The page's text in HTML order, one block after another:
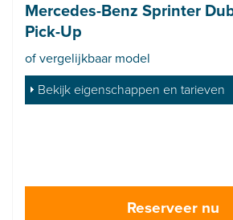
Mercedes-Benz Sprinter
Pick-Up
of vergelijkbaar model
Bekijk eigenschappen en tarieven
Reserveer nu